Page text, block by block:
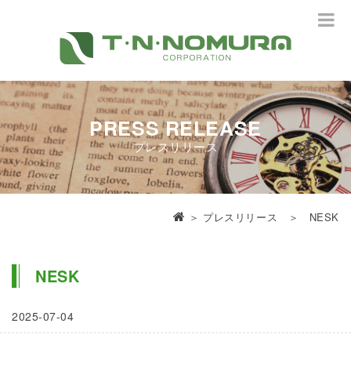
PRESS RELEASE
プレスリリース
＞ プレスリリース ＞ NESK
NESK
2025-07-04